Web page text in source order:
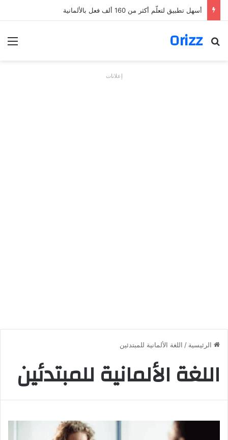
أسهل تطبيق لتعلّم أكثر من 160 ألف فعل بالألمانية
Orizz
بحث عن
إعلانات
الرئيسية / اللغة الألمانية للمبتدئين
اللغة الألمانية للمبتدئين